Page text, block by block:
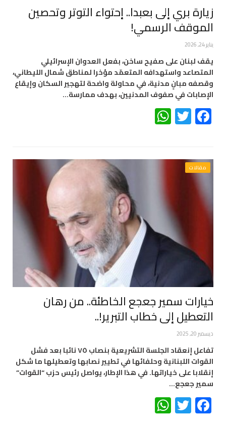
زيارة بري إلى بعبدا.. إحتواء التوتر وتحصين
الموقف الرسمي!
يناير 24, 2026
يقف لبنان على صفيح ساخن، بفعل العدوان الإسرائيلي
المتصاعد واستهدافه المتعمّد مؤخرا لمناطق شمال الليطاني،
وقصفه مبانٍ مدنية، في محاولة واضحة لتهجير السكان وإيقاع
الإصابات في صفوف المدنيين، بهدف ممارسة…
Facebook
Twitter
مقالات
خيارات سمير جعجع الخاطئة.. من رهان
التعطيل إلى خطاب التبرير!..
ديسمبر 20, 2025
تفاعل إنعقاد الجلسة التشريعية بنصاب ٧٥ نائبا بعد فشل
القوات اللبنانية وحلفائها في تطيير نصابها وتعطيلها ما شكل
إنقلابا على خياراتها. في هذا الإطار، يواصل رئيس حزب “القوات”
سمير جعجع…
Facebook
Twitter